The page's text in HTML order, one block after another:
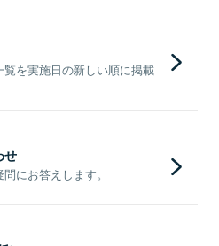
を実施日の新しい順に掲載
せ
にお答えします。